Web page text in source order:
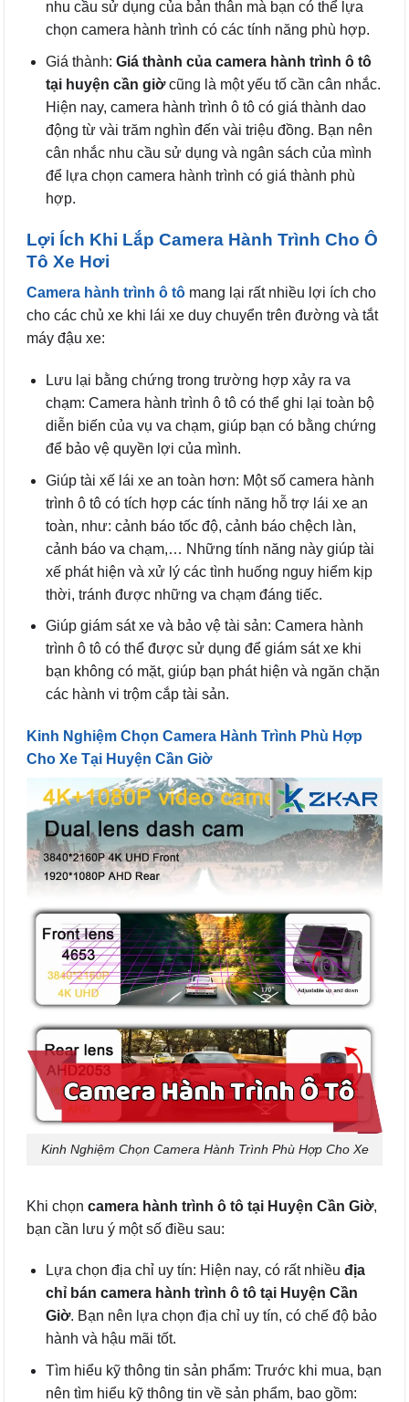
nhu cầu sử dụng của bản thân mà bạn có thể lựa
chọn camera hành trình có các tính năng phù hợp.
Giá thành: Giá thành của camera hành trình ô tô
tại huyện cần giờcũng là một yếu tố cần cân nhắc.
Hiện nay, camera hành trình ô tô có giá thành dao
động từ vài trăm nghìn đến vài triệu đồng. Bạn nên
cân nhắc nhu cầu sử dụng và ngân sách của mình
để lựa chọn camera hành trình có giá thành phù
hợp.
Lợi Ích Khi Lắp Camera Hành Trình Cho Ô
Tô Xe Hơi
Camera hành trình ô tô mang lại rất nhiều lợi ích cho
cho các chủ xe khi lái xe duy chuyển trên đường và tắt
máy đậu xe:
Lưu lại bằng chứng trong trường hợp xảy ra va
chạm: Camera hành trình ô tô có thể ghi lại toàn bộ
diễn biến của vụ va chạm, giúp bạn có bằng chứng
để bảo vệ quyền lợi của mình.
Giúp tài xế lái xe an toàn hơn: Một số camera hành
trình ô tô có tích hợp các tính năng hỗ trợ lái xe an
toàn, như: cảnh báo tốc độ, cảnh báo chệch làn,
cảnh báo va chạm,… Những tính năng này giúp tài
xế phát hiện và xử lý các tình huống nguy hiểm kịp
thời, tránh được những va chạm đáng tiếc.
Giúp giám sát xe và bảo vệ tài sản: Camera hành
trình ô tô có thể được sử dụng để giám sát xe khi
bạn không có mặt, giúp bạn phát hiện và ngăn chặn
các hành vi trộm cắp tài sản.
Kinh Nghiệm Chọn Camera Hành Trình Phù Hợp
Cho Xe Tại Huyện Cần Giờ
Kinh Nghiệm Chọn Camera Hành Trình Phù Hợp Cho Xe
Khi chọn camera hành trình ô tô tại Huyện Cần Giờ,
bạn cần lưu ý một số điều sau:
Lựa chọn địa chỉ uy tín: Hiện nay, có rất nhiều địa
chỉ bán camera hành trình ô tô tại Huyện Cần
Giờ. Bạn nên lựa chọn địa chỉ uy tín, có chế độ bảo
hành và hậu mãi tốt.
Tìm hiểu kỹ thông tin sản phẩm: Trước khi mua, bạn
nên tìm hiểu kỹ thông tin về sản phẩm, bao gồm: